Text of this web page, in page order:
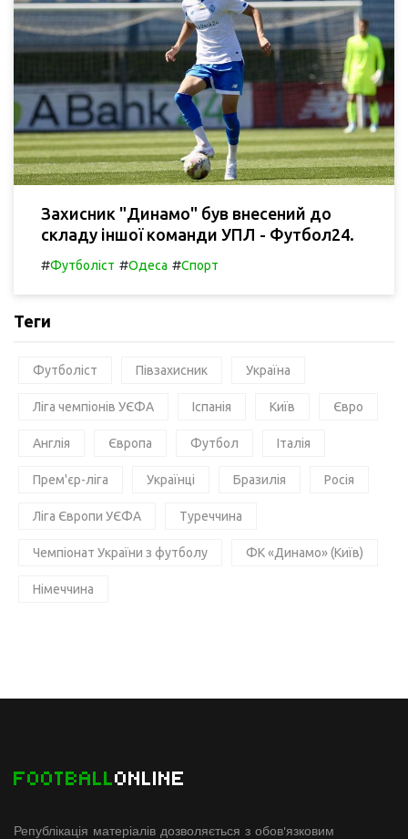
Захисник "Динамо" був внесений до
складу іншої команди УПЛ - Футбол24.
#Футболіст #Одеса #Спорт
Теги
Футболіст Півзахисник Україна
Ліга чемпіонів УЄФА Іспанія Київ Євро
Англія Європа Футбол Італія
Прем'єр-ліга Українці Бразилія Росія
Ліга Європи УЄФА Туреччина
Чемпіонат України з футболу ФК «Динамо» (Київ)
Німеччина
FOOTBALLONLINE
Републікація матеріалів дозволяється з обов'язковим